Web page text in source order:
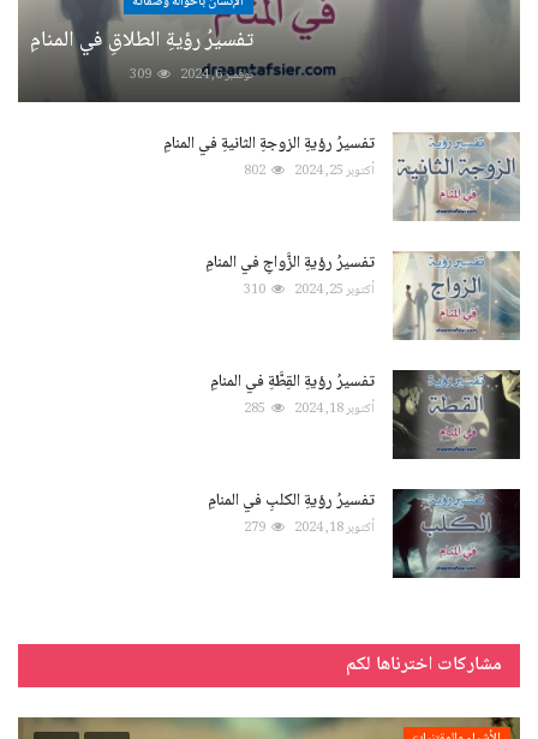
تفسيرُ رؤيةِ الطلاقِ في المنامِ
نوفمبر 6, 2024 309
تفسيرُ رؤيةِ الزوجةِ الثانيةِ في المنامِ
أكتوبر 25, 2024 802
تفسيرُ رؤيةِ الزَّواجِ في المنامِ
أكتوبر 25, 2024 310
تفسيرُ رؤيةِ القِطَّةِ في المنامِ
أكتوبر 18, 2024 285
تفسيرُ رؤيةِ الكلبِ في المنامِ
أكتوبر 18, 2024 279
مشاركات اخترناها لكم